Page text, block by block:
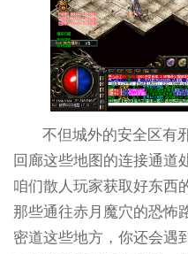
不但城外的安全区有
回廊这些地图的连接通道
咱们散人玩家获取好东西
那些通往赤月魔穴的恐怖
密道这些地方，你还会遇